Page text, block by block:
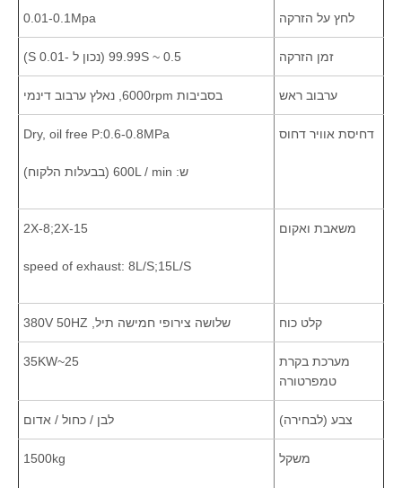
לחץ על הזרקה 0.01-0.1Mpa
זמן הזרקה 0.5 ~ 99.99S ​​(נכון ל -0.01 S)
ערבוב ראש בסביבות 6000rpm, נאלץ ערבוב דינמי
דחיסת אוויר דחוס Dry, oil free P:0.6-0.8MPa
ש: 600L / min (בבעלות הלקוח)
משאבת ואקום 2X-8;2X-15
speed of exhaust: 8L/S;15L/S
קלט כוח שלושה צירופי חמישה תיל, 380V 50HZ
מערכת בקרת
טמפרטורה
25~35KW
צבע (לבחירה) לבן / כחול / אדום
משקל 1500kg